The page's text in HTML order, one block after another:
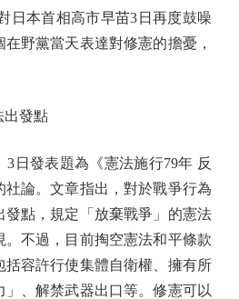
本首相高市早苗3日再度鼓噪
野黨當天表達對修憲的擔憂，
發點
發表題為《憲法施行79年 反
論。文章指出，對於戰爭行為
發點，規定「放棄戰爭」的憲法
不過，目前掏空憲法和平條款
括容許行使集體自衛權、擁有所
、解禁武器出口等。修憲可以